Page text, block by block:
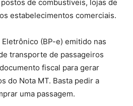
de combustíveis, lojas de
estabelecimentos comerciais.
(BP-e) emitido nas
transporte de passageiros
fiscal para gerar
do Nota MT. Basta pedir a
uma passagem.